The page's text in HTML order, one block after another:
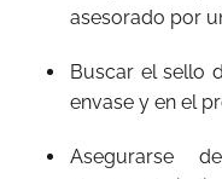
asesorado por
Buscar el sello
envase y en el
Asegurarse